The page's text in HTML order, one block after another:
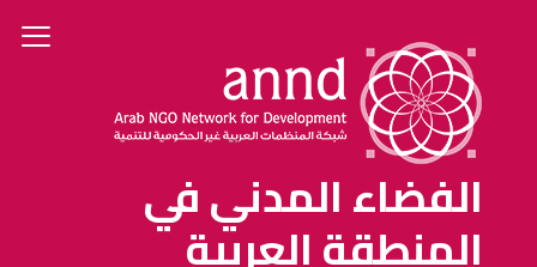
الفضاء المدني في
المنطقة العربية